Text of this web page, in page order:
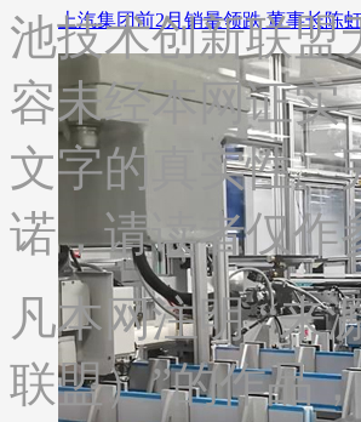
上汽集团前2月销量领跌 董事长陈
池技术创新联盟
容未经本网证实
文字的真实性、
诺，请读者仅作
凡本网注明 “来
联盟）”的作品